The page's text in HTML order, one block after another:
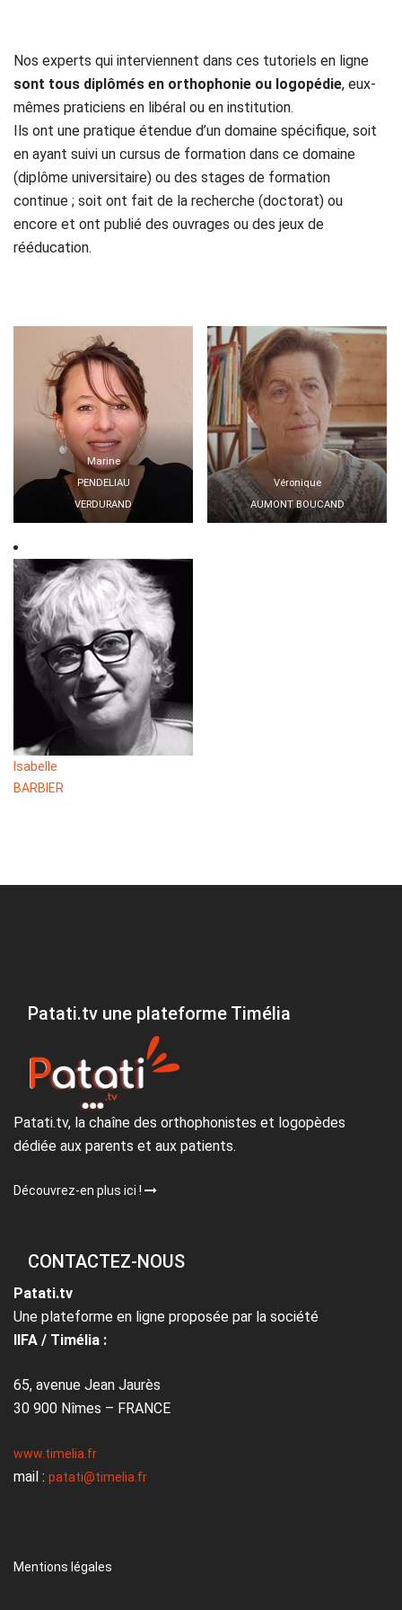
Nos experts qui interviennent dans ces tutoriels en ligne
sont tous diplômés en orthophonie ou logopédie, eux-
mêmes praticiens en libéral ou en institution.
Ils ont une pratique étendue d’un domaine spécifique, soit
en ayant suivi un cursus de formation dans ce domaine
(diplôme universitaire) ou des stages de formation
continue ; soit ont fait de la recherche (doctorat) ou
encore et ont publié des ouvrages ou des jeux de
rééducation.
Marine
PENDELIAU
VERDURAND
Véronique
AUMONT BOUCAND
Isabelle
BARBIER
Patati.tv une plateforme Timélia
Patati.tv, la chaîne des orthophonistes et logopèdes
dédiée aux parents et aux patients.
Découvrez-en plus ici !
CONTACTEZ-NOUS
Patati.tv
Une plateforme en ligne proposée par la société
IIFA / Timélia :
65, avenue Jean Jaurès
30 900 Nîmes – FRANCE
www.timelia.fr
mail : patati@timelia.fr
Mentions légales